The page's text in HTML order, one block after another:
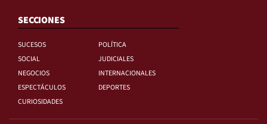
SECCIONES
SUCESOS
POLÍTICA
SOCIAL
JUDICIALES
NEGOCIOS
INTERNACIONALES
ESPECTÁCULOS
DEPORTES
CURIOSIDADES